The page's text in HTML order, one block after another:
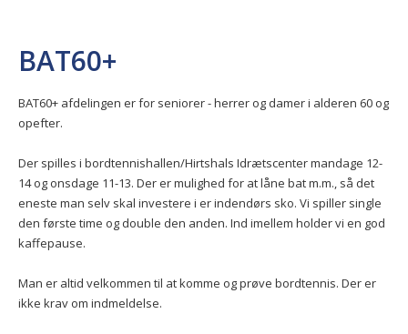
BAT60+
BAT60+ afdelingen er for seniorer - herrer og damer i alderen 60 og
opefter.
Der spilles i bordtennishallen/Hirtshals Idrætscenter mandage 12-
14 og onsdage 11-13. Der er mulighed for at låne bat m.m., så det
eneste man selv skal investere i er indendørs sko. Vi spiller single
den første time og double den anden. Ind imellem holder vi en god
kaffepause.
Man er altid velkommen til at komme og prøve bordtennis. Der er
ikke krav om indmeldelse.